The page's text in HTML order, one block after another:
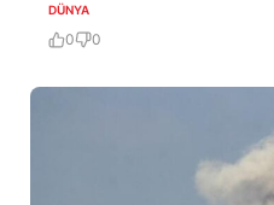
DÜNYA
0 0